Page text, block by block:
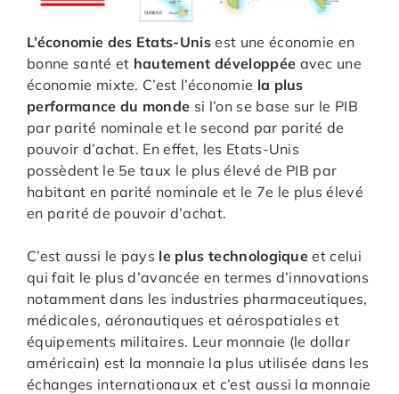
L’économie des Etats-Unis est une économie en
bonne santé et hautement développée avec une
économie mixte. C’est l’économie la plus
performance du monde si l’on se base sur le PIB
par parité nominale et le second par parité de
pouvoir d’achat. En effet, les Etats-Unis
possèdent le 5e taux le plus élevé de PIB par
habitant en parité nominale et le 7e le plus élevé
en parité de pouvoir d’achat.
C’est aussi le pays le plus technologique et celui
qui fait le plus d’avancée en termes d’innovations
notamment dans les industries pharmaceutiques,
médicales, aéronautiques et aérospatiales et
équipements militaires. Leur monnaie (le dollar
américain) est la monnaie la plus utilisée dans les
échanges internationaux et c’est aussi la monnaie